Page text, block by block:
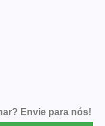
Envie para nós!